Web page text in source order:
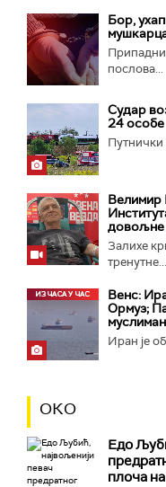
Бор,
послова...
Судар
24 особе
Путнички
Велимир
довољне
Залихе
тренутне...
Венс:
Ормуз;
Иран је
ОКО
Едо
плоча